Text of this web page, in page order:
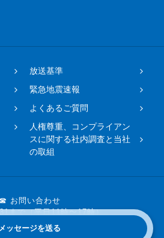
ッセージを送る
放送基準
緊急地震速報
よくあるご質問
人権尊重、コンプライアン
スに関する社内調査と当社
の取組
☎ お問い合わせ
まで（平日11時〜17時）
FM NACK5 All rights reserved.